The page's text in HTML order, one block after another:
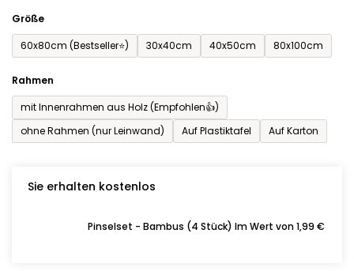
Größe
60x80cm (Bestseller⭐)
30x40cm 40x50cm 80x100cm
Rahmen
mit Innenrahmen aus Holz (Empfohlen👍)
ohne Rahmen (nur Leinwand)
Auf Plastiktafel Auf Karton
Sie erhalten kostenlos
Pinselset - Bambus (4 Stück) Im Wert von 1,99 €